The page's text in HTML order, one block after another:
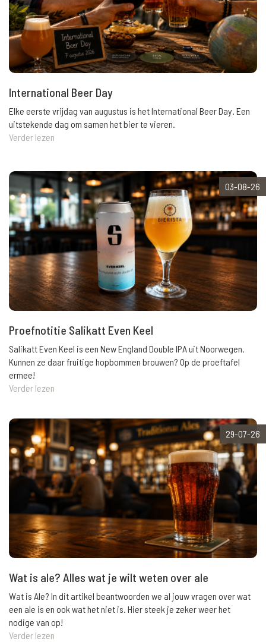
International Beer Day
Elke eerste vrijdag van augustus is het International Beer Day. Een
uitstekende dag om samen het bier te vieren.
Verder lezen
03-08-26
Proefnotitie Salikatt Even Keel
Salikatt Even Keel is een New England Double IPA uit Noorwegen.
Kunnen ze daar fruitige hopbommen brouwen? Op de proeftafel
ermee!
Verder lezen
29-07-26
Wat is ale? Alles wat je wilt weten over ale
Wat is Ale? In dit artikel beantwoorden we al jouw vragen over wat
een ale is en ook wat het niet is. Hier steek je zeker weer het
nodige van op!
Verder lezen